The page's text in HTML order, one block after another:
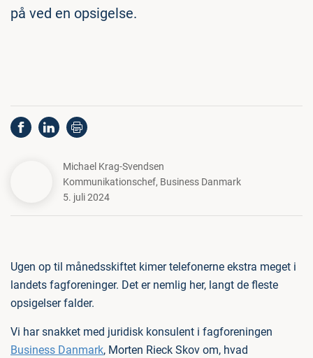
på ved en opsigelse.
Michael Krag-Svendsen
Kommunikationschef, Business Danmark
5. juli 2024
Ugen op til månedsskiftet kimer telefonerne ekstra meget i
landets fagforeninger. Det er nemlig her, langt de fleste
opsigelser falder.
Vi har snakket med juridisk konsulent i fagforeningen
Business Danmark, Morten Rieck Skov om, hvad